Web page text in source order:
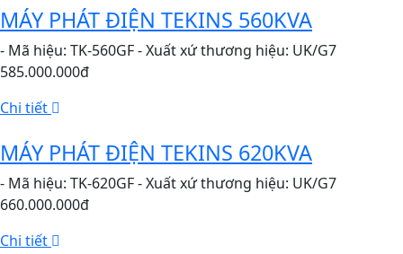
MÁY PHÁT ĐIỆN TEKINS 560KVA
- Mã hiệu: TK-560GF - Xuất xứ thương hiệu: UK/G7
585.000.000đ
Chi tiết
MÁY PHÁT ĐIỆN TEKINS 620KVA
- Mã hiệu: TK-620GF - Xuất xứ thương hiệu: UK/G7
660.000.000đ
Chi tiết